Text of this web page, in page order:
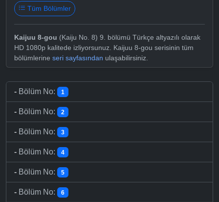
Tüm Bölümler
Kaijuu 8-gou (Kaiju No. 8) 9. bölümü Türkçe altyazılı olarak
HD 1080p kalitede izliyorsunuz. Kaijuu 8-gou serisinin tüm
bölümlerine seri sayfasından ulaşabilirsiniz.
- Bölüm No: 1
- Bölüm No: 2
- Bölüm No: 3
- Bölüm No: 4
- Bölüm No: 5
- Bölüm No: 6